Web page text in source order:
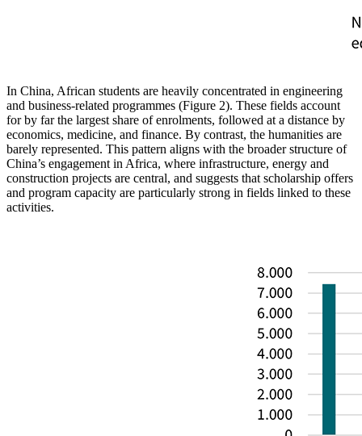
In China, African students are heavily concentrated in engineering
and business‑related programmes (Figure 2). These fields account
for by far the largest share of enrolments, followed at a distance by
economics, medicine, and finance. By contrast, the humanities are
barely represented. This pattern aligns with the broader structure of
China’s engagement in Africa, where infrastructure, energy and
construction projects are central, and suggests that scholarship offers
and program capacity are particularly strong in fields linked to these
activities.